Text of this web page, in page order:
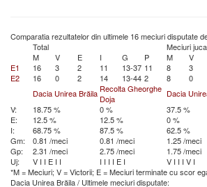
Comparatia rezultatelor din ultimele 16 meciuri disputate
Total
Meciuri
M
V E I G P M V
E1
16 3 2 11 13-37 11 8 3
E2
16 0 2 14 13-44 2 8 0
Dacia Unirea Brăila Recolta Gheorghe
Doja
Dacia
V:
18.75 % 0 % 37.5 %
E:
12.5 % 12.5 % 0 %
I:
68.75 % 87.5 % 62.5 %
Gm:
0.81 /meci 0.81 /meci 1.25 /meci
Gp:
2.31 /meci 2.75 /meci 1.75 /meci
Uj:
V I I E I I I I I I E I V I I I V I
*M = Meciuri; V = Victorii; E = Meciuri terminate cu scor
Dacia Unirea Brăila/ Ultimele meciuri disputate: